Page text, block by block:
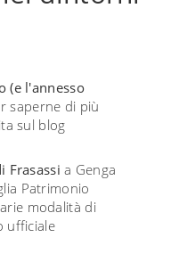
(e l'annesso
saperne di più
sul blog
Frasassi a Genga
Patrimonio
modalità di
ufficiale